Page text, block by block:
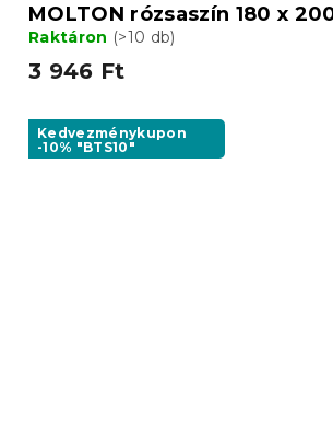
MOLTON rózsaszín 180 x
Raktáron (>10 db)
3 946 Ft
Kedvezménykupon
-10% "BTS10"